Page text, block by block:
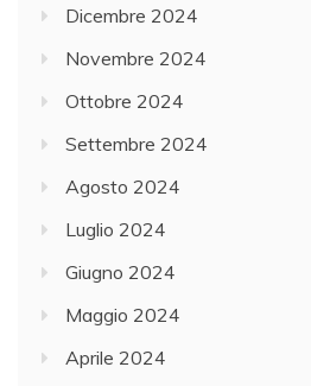
Dicembre 2024
Novembre 2024
Ottobre 2024
Settembre 2024
Agosto 2024
Luglio 2024
Giugno 2024
Maggio 2024
Aprile 2024